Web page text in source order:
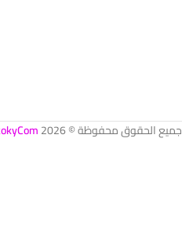
جميع الحقوق محفوظة © 2026